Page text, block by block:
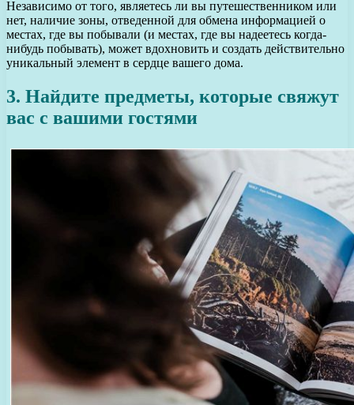
Независимо от того, являетесь ли вы путешественником или
нет, наличие зоны, отведенной для обмена информацией о
местах, где вы побывали (и местах, где вы надеетесь когда-
нибудь побывать), может вдохновить и создать действительно
уникальный элемент в сердце вашего дома.
3. Найдите предметы, которые свяжут
вас с вашими гостями